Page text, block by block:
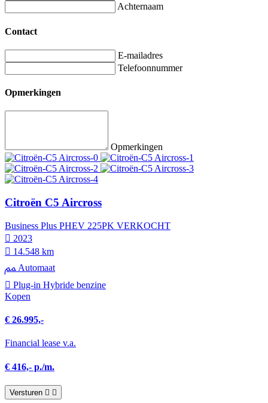
Achternaam
Contact
E-mailadres
Telefoonnummer
Opmerkingen
Opmerkingen
Citroën C5 Aircross
Business Plus PHEV 225PK VERKOCHT
2023
14.548 km
Automaat
Plug-in Hybride benzine
Kopen
€ 26.995,-
Financial lease v.a.
€ 416,- p./m.
Versturen